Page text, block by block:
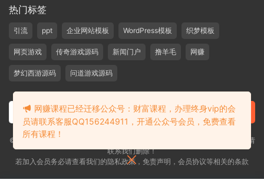
热门标签
引流 ppt 企业网站模板 WordPress模板 织梦模板
网页游戏 传奇游戏源码 新闻门户 撸羊毛 网赚
梦幻西游源码 问道游戏源码
©2019-2020 愁资源 站内大部分资源收集于网络，若侵犯了您的合法权益，请
联系我们删除！
若加入会员务必请查看我们的隐私政策，免责声明，会员协议等相关的条款
网赚课程已经迁移公众号：财富课程，办理终身vip的会
员请联系客服QQ156244911，开通公众号会员，免费查看
所有课程！